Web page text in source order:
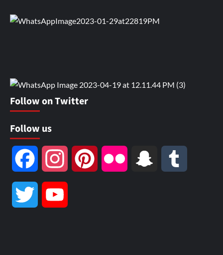
Follow on Twitter
Follow us
Facebook Instagram Pinterest Flickr Snapchat
Twitter